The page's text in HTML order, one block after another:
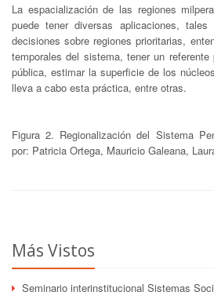
La espacialización de las regiones
puede tener diversas aplicaciones,
decisiones sobre regiones prioritarias,
temporales del sistema, tener un
pública, estimar la superficie de los
lleva a cabo esta práctica, entre otras.
Figura 2. Regionalización del Sistema
por: Patricia Ortega, Mauricio Galeana,
Más Vistos
Seminario interinstitucional Sistemas